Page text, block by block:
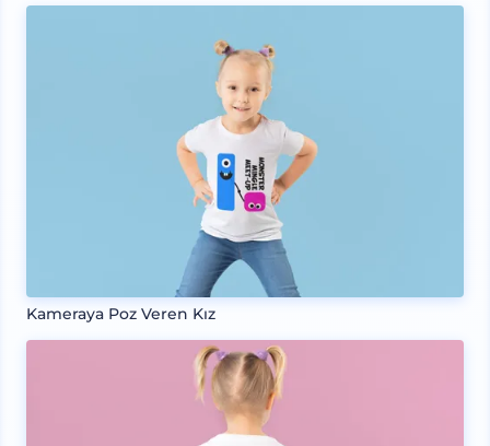
Kameraya Poz Veren Kız